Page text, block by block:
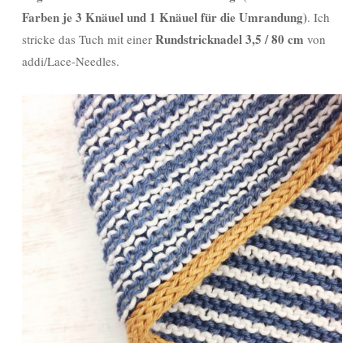
Farben je 3 Knäuel und 1 Knäuel für die Umrandung). Ich
stricke das Tuch mit einer Rundstricknadel 3,5 / 80 cm von
addi/Lace-Needles.